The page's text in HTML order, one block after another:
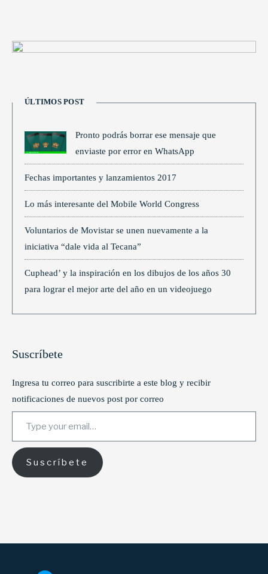
ÚLTIMOS POST
Pronto podrás borrar ese mensaje que
enviaste por error en WhatsApp
Fechas importantes y lanzamientos 2017
Lo más interesante del Mobile World Congress
Voluntarios de Movistar se unen nuevamente a la
iniciativa “dale vida al Tecana”
Cuphead’ y la inspiración en los dibujos de los años 30
para lograr el mejor arte del año en un videojuego
Suscríbete
Ingresa tu correo para suscribirte a este blog y recibir
notificaciones de nuevos post por correo
Type your email…
Suscríbete